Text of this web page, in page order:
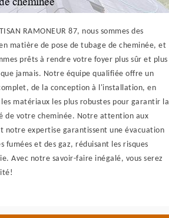
RAMONEUR 87, nous sommes des
matière de pose de tubage de cheminée, et
prêts à rendre votre foyer plus sûr et plus
jamais. Notre équipe qualifiée offre un
de la conception à l'installation, en
matériaux les plus robustes pour garantir la
de votre cheminée. Notre attention aux
notre expertise garantissent une évacuation
fumées et des gaz, réduisant les risques
Avec notre savoir-faire inégalé, vous serez